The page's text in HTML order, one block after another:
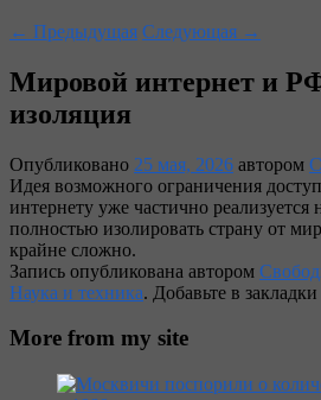
← Предыдущая Следующая →
Мировой интернет и
изоляция
Опубликовано 25 мая, 2026 автором
Идея возможного ограничения
интернету уже частично реализуется
полностью изолировать страну от
крайне сложно.
Запись опубликована автором
Наука и техника. Добавьте в закладки
More from my site